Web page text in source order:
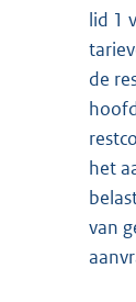
lid 1
de
het
van